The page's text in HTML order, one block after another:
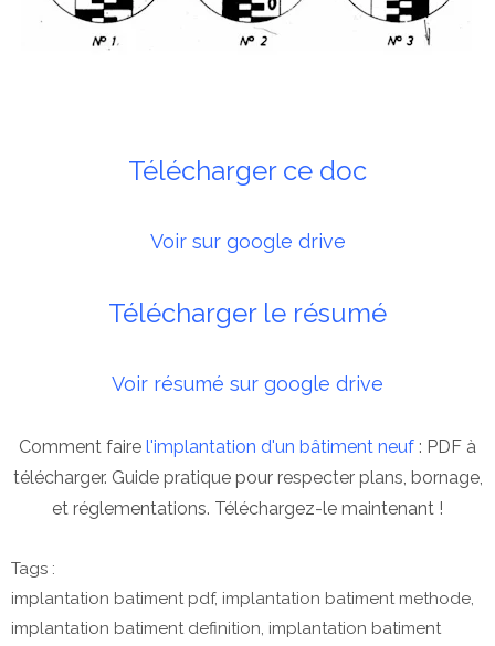
Télécharger ce doc
Voir sur google drive
Télécharger le résumé
Voir résumé sur google drive
Comment faire l'implantation d'un bâtiment neuf : PDF à
télécharger. Guide pratique pour respecter plans, bornage,
et réglementations. Téléchargez-le maintenant !
Tags :
implantation batiment pdf, implantation batiment methode,
implantation batiment definition, implantation batiment